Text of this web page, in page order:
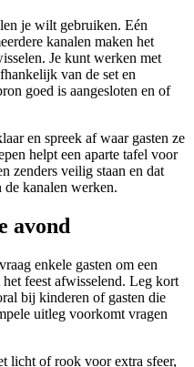
je wilt gebruiken. Eén
kanalen maken het
Je kunt werken met
van de set en
goed is aangesloten en of
en spreek af waar gasten ze
helpt een aparte tafel voor
zenders veilig staan en dat
kanalen werken.
avond
enkele gasten om een
feest afwisselend. Leg kort
bij kinderen of gasten die
uitleg voorkomt vragen
licht of rook voor extra sfeer,